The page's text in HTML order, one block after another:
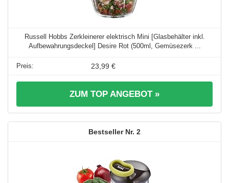
Russell Hobbs Zerkleinerer elektrisch Mini [Glasbehälter inkl.
Aufbewahrungsdeckel] Desire Rot (500ml, Gemüsezerk ...
23,99 €
ZUM TOP ANGEBOT »
2